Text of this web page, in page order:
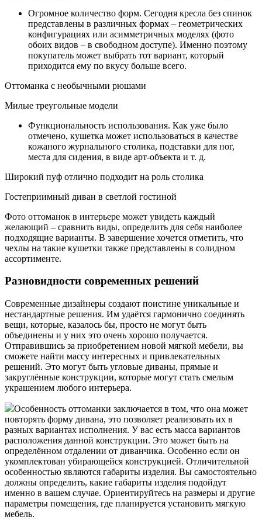
Огромное количество форм. Сегодня кресла без спинок
представлены в различных формах – геометрических
конфигурациях или асимметричных моделях (фото
обоих видов – в свободном доступе). Именно поэтому
покупатель может выбрать тот вариант, который
приходится ему по вкусу больше всего.
Оттоманка с необычными рюшами
Милые треугольные модели
Функциональность использования. Как уже было
отмечено, кушетка может использоваться в качестве
кожаного журнального столика, подставки для ног,
места для сидения, в виде арт-объекта и т. д.
Широкий пуф отлично подходит на роль столика
Гостеприимный диван в светлой гостиной
Фото оттоманок в интерьере может увидеть каждый
желающий – сравнить виды, определить для себя наиболее
подходящие варианты. В завершение хочется отметить, что
чехлы на такие кушетки также представлены в солидном
ассортименте.
Разновидности современных решений
Современные дизайнеры создают поистине уникальные и
нестандартные решения. Им удаётся гармонично соединять
вещи, которые, казалось бы, просто не могут быть
объединены и у них это очень хорошо получается.
Отправившись за приобретением новой мягкой мебели, вы
сможете найти массу интересных и привлекательных
решений. Это могут быть угловые диваны, прямые и
закруглённые конструкции, которые могут стать смелым
украшением любого интерьера.
Особенность оттоманки заключается в том, что она может
повторять форму дивана, это позволяет реализовать их в
разных вариантах исполнения. У вас есть масса вариантов
расположения данной конструкции. Это может быть на
определённом отдалении от диванчика. Особенно если он
укомплектован убирающейся конструкцией. Отличительной
особенностью являются габариты изделия. Вы самостоятельно
должны определить, какие габариты изделия подойдут
именно в вашем случае. Ориентируйтесь на размеры и другие
параметры помещения, где планируется установить мягкую
мебель.